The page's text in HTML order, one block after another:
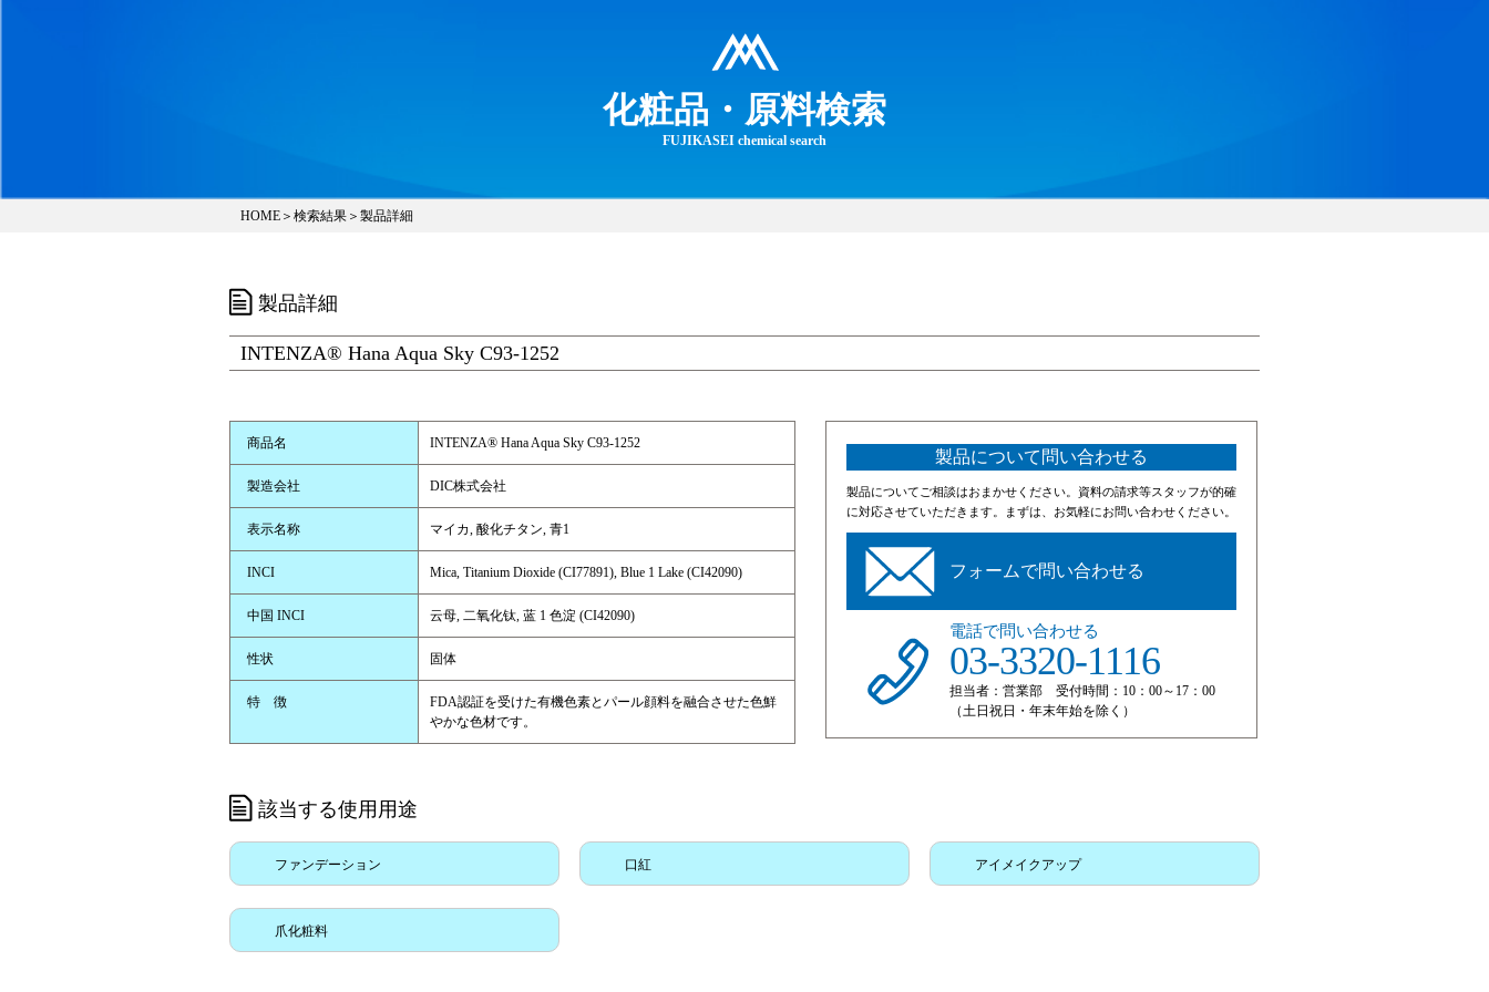
化粧品・原料検索
FUJIKASEI chemical search
HOME ＞ 検索結果 ＞製品詳細
製品詳細
INTENZA® Hana Aqua Sky C93-1252
商品名 INTENZA® Hana Aqua Sky C93-1252
製造会社 DIC株式会社
表示名称 マイカ, 酸化チタン, 青1
INCI Mica, Titanium Dioxide (CI77891), Blue 1 Lake (CI42090)
中国 INCI 云母, 二氧化钛, 蓝 1 色淀 (CI42090)
性状 固体
特 徴
FDA認証を受けた有機色素とパール顔料を融合させた色鮮
やかな色材です。
製品について問い合わせる
製品についてご相談はおまかせください。資料の請求等スタッフが的確
に対応させていただきます。まずは、お気軽にお問い合わせください。
フォームで問い合わせる
電話で問い合わせる
03-3320-1116
担当者：営業部 受付時間：10：00～17：00
（土日祝日・年末年始を除く）
該当する使用用途
ファンデーション 口紅 アイメイクアップ
爪化粧料